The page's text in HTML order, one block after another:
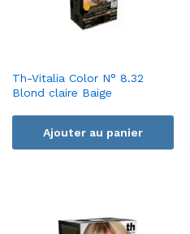
Th-Vitalia Color N° 8.32
Blond claire Baige
Ajouter au panier